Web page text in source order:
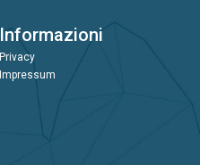
Informazioni
Privacy
Impressum